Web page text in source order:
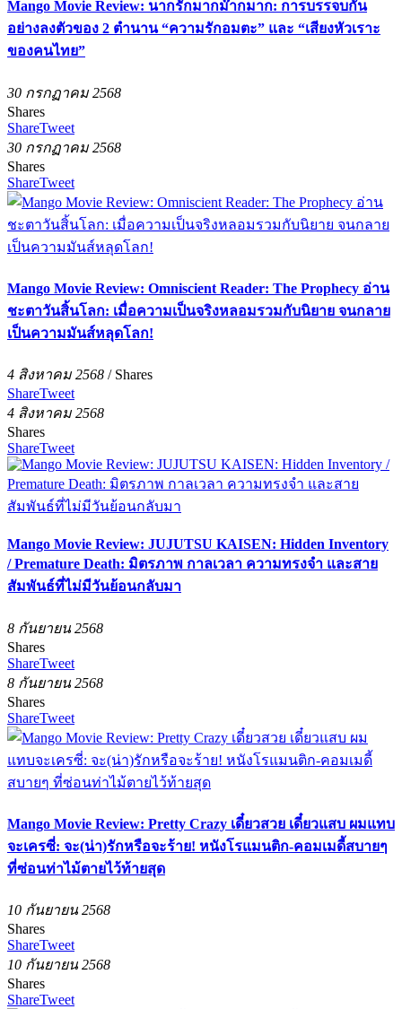
Mango Movie Review: นากรักมากม๊ากมาก: การบรรจบกัน
อย่างลงตัวของ 2 ตำนาน “ความรักอมตะ” และ “เสียงหัวเราะ
ของคนไทย”
30 กรกฏาคม 2568
Shares
ShareTweet
30 กรกฏาคม 2568
Shares
ShareTweet
Mango Movie Review: Omniscient Reader: The Prophecy อ่าน
ชะตาวันสิ้นโลก: เมื่อความเป็นจริงหลอมรวมกับนิยาย จนกลาย
เป็นความมันส์หลุดโลก!
4 สิงหาคม 2568 / Shares
ShareTweet
4 สิงหาคม 2568
Shares
ShareTweet
Mango Movie Review: JUJUTSU KAISEN: Hidden Inventory
/ Premature Death: มิตรภาพ กาลเวลา ความทรงจำ และสาย
สัมพันธ์ที่ไม่มีวันย้อนกลับมา
8 กันยายน 2568
Shares
ShareTweet
8 กันยายน 2568
Shares
ShareTweet
Mango Movie Review: Pretty Crazy เดี๋ยวสวย เดี๋ยวแสบ ผมแทบ
จะเครซี่: จะ(น่า)รักหรือจะร้าย! หนังโรแมนติก-คอมเมดี้สบายๆ
ที่ซ่อนท่าไม้ตายไว้ท้ายสุด
10 กันยายน 2568
Shares
ShareTweet
10 กันยายน 2568
Shares
ShareTweet